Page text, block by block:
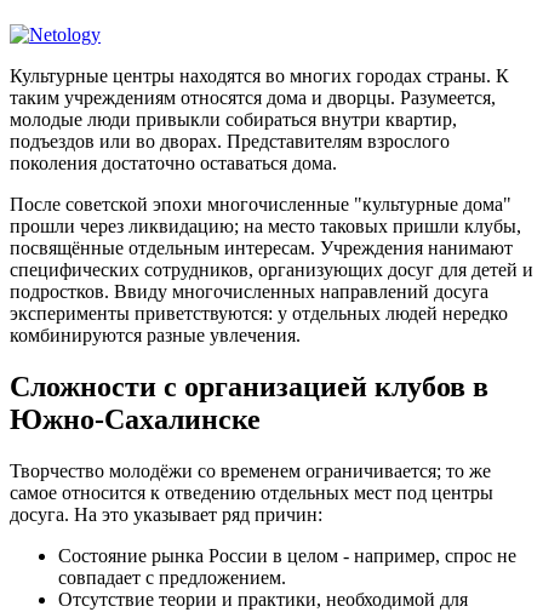
Культурные центры находятся во многих городах страны. К
таким учреждениям относятся дома и дворцы. Разумеется,
молодые люди привыкли собираться внутри квартир,
подъездов или во дворах. Представителям взрослого
поколения достаточно оставаться дома.
После советской эпохи многочисленные "культурные дома"
прошли через ликвидацию; на место таковых пришли клубы,
посвящённые отдельным интересам. Учреждения нанимают
специфических сотрудников, организующих досуг для детей и
подростков. Ввиду многочисленных направлений досуга
эксперименты приветствуются: у отдельных людей нередко
комбинируются разные увлечения.
Сложности с организацией клубов в
Южно-Сахалинске
Творчество молодёжи со временем ограничивается; то же
самое относится к отведению отдельных мест под центры
досуга. На это указывает ряд причин:
Состояние рынка России в целом - например, спрос не
совпадает с предложением.
Отсутствие теории и практики, необходимой для